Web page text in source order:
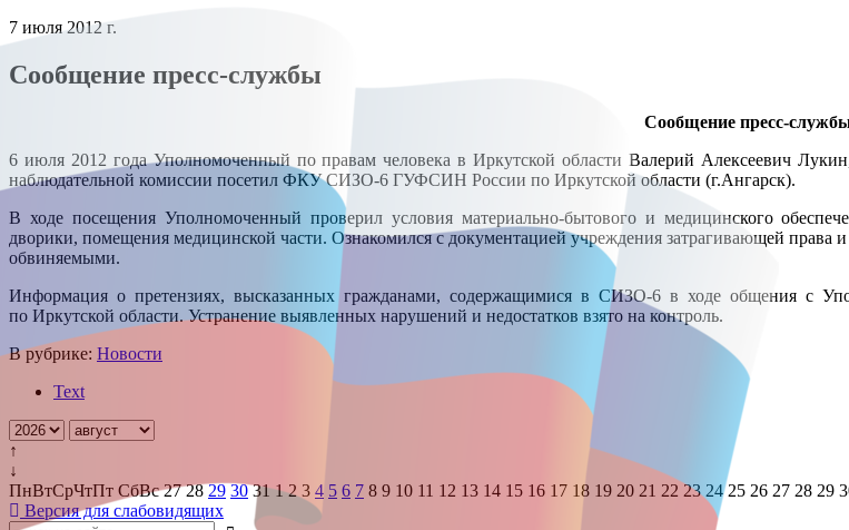
7 июля 2012 г.
Сообщение пресс-службы
Сообщение пресс-
6 июля 2012 года Уполномоченный по правам человека в Иркутской области Валерий Алексеевич
наблюдательной комиссии посетил ФКУ СИЗО-6 ГУФСИН России по Иркутской области (г.Ангарск).
В ходе посещения Уполномоченный проверил условия материально-бытового и медицинского
дворики, помещения медицинской части. Ознакомился с документацией учреждения затрагивающей
обвиняемыми.
Информация о претензиях, высказанных гражданами, содержащимися в СИЗО-6 в ходе общения с
по Иркутской области. Устранение выявленных нарушений и недостатков взято на контроль.
В рубрике: Новости
Text
↑
↓
ПнВтСрЧтПт СбВс 27 28 29 30 31 1 2 3 4 5 6 7 8 9 10 11 12 13 14 15 16 17 18 19 20 21 22 23 24 25 26 27 28 29
Версия для слабовидящих